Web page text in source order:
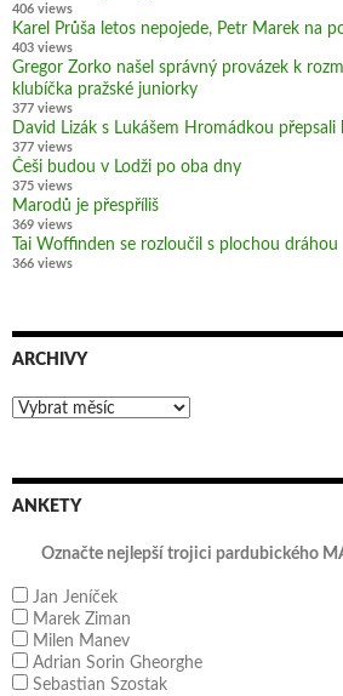
406 views
Karel Průša letos nepojede, Petr Marek na
403 views
Gregor Zorko našel správný provázek k
klubíčka pražské juniorky
377 views
David Lizák s Lukášem Hromádkou přepsali
377 views
Češi budou v Lodži po oba dny
375 views
Marodů je přespříliš
369 views
Tai Woffinden se rozloučil s plochou dráhou
366 views
ARCHIVY
Archivy
ANKETY
Označte nejlepší trojici pardubického
Jan Jeníček
Marek Ziman
Milen Manev
Adrian Sorin Gheorghe
Sebastian Szostak